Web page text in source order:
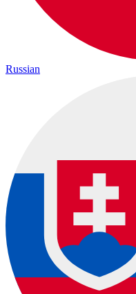
Russian